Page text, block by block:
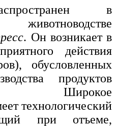
в
. Он возникает в
действия
обусловленных
продуктов
Широкое
технологический
при отъеме,